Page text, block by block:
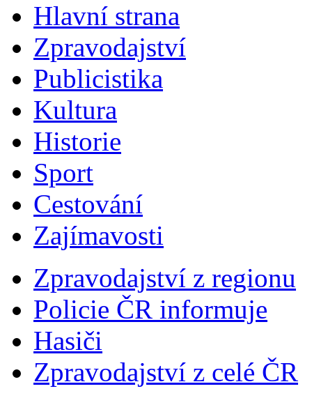
Hlavní strana
Zpravodajství
Publicistika
Kultura
Historie
Sport
Cestování
Zajímavosti
Zpravodajství z regionu
Policie ČR informuje
Hasiči
Zpravodajství z celé ČR